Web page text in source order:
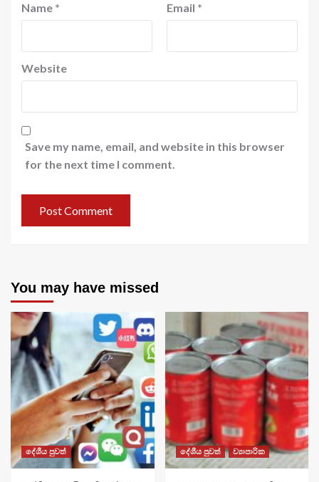
Name * Email *
Website
Save my name, email, and website in this browser
for the next time I comment.
You may have missed
දේශීය පුවත් දේශීය පුවත් ව්‍යාපාරික